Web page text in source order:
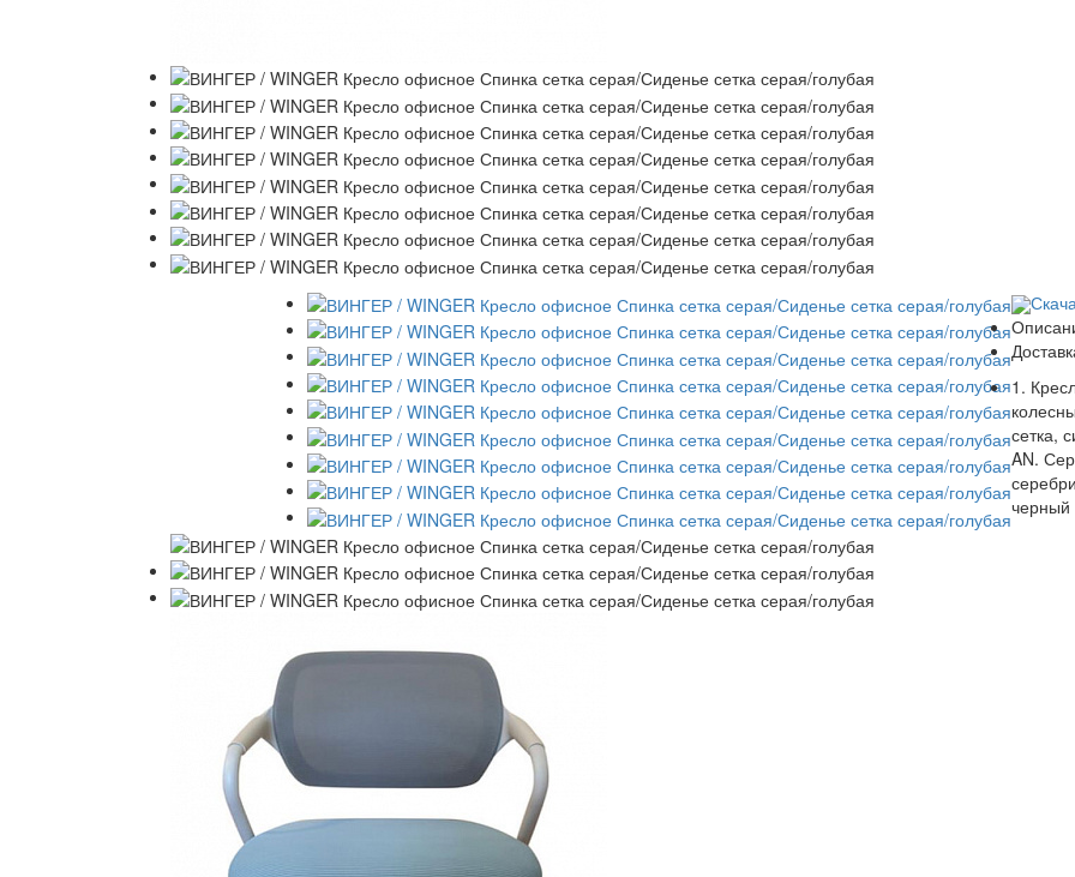
1.
сетка,
AN.
черный